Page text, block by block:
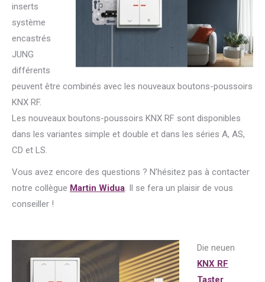
inserts
système
encastrés
JUNG
différents
peuvent être combinés avec les nouveaux boutons-poussoirs
KNX RF.
Les nouveaux boutons-poussoirs KNX RF sont disponibles
dans les variantes simple et double et dans les séries A, AS,
CD et LS.
Vous avez encore des questions ? N’hésitez pas à contacter
notre collègue Martin Widua. Il se fera un plaisir de vous
conseiller !
Die neuen
KNX RF
Taster